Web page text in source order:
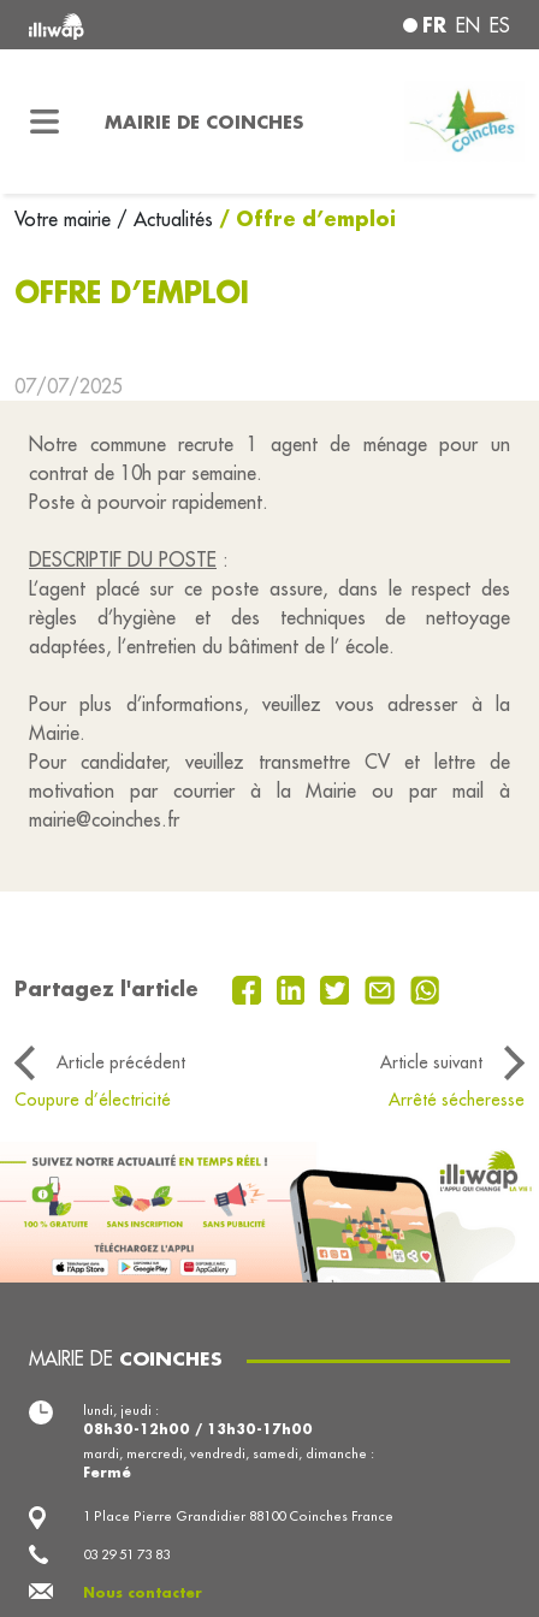
FR EN ES
MAIRIE DE COINCHES
Votre mairie / Actualités / Offre d’emploi
OFFRE D’EMPLOI
07/07/2025
Notre commune recrute 1 agent de ménage pour un
contrat de 10h par semaine.
Poste à pourvoir rapidement.
DESCRIPTIF DU POSTE :
L’agent placé sur ce poste assure, dans le respect des
règles d’hygiène et des techniques de nettoyage
adaptées, l’entretien du bâtiment de l’ école.
Pour plus d’informations, veuillez vous adresser à la
Mairie.
Pour candidater, veuillez transmettre CV et lettre de
motivation par courrier à la Mairie ou par mail à
mairie@coinches.fr
Partagez l'article
Article précédent
Article suivant
Coupure d’électricité
Arrêté sécheresse
MAIRIE DE COINCHES
1 Place Pierre Grandidier 88100 Coinches France
03 29 51 73 83
Nous contacter
lundi, jeudi :
08h30-12h00 / 13h30-17h00
mardi, mercredi, vendredi, samedi, dimanche :
Fermé